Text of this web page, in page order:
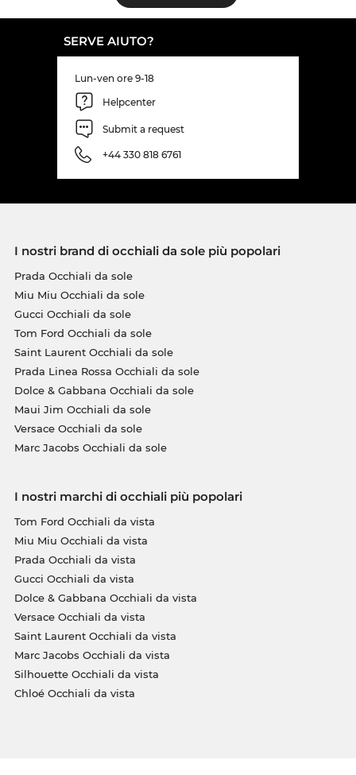
SERVE AIUTO?
Lun-ven ore 9-18
Helpcenter
Submit a request
+44 330 818 6761
I nostri brand di occhiali da sole più popolari
Prada Occhiali da sole
Miu Miu Occhiali da sole
Gucci Occhiali da sole
Tom Ford Occhiali da sole
Saint Laurent Occhiali da sole
Prada Linea Rossa Occhiali da sole
Dolce & Gabbana Occhiali da sole
Maui Jim Occhiali da sole
Versace Occhiali da sole
Marc Jacobs Occhiali da sole
I nostri marchi di occhiali più popolari
Tom Ford Occhiali da vista
Miu Miu Occhiali da vista
Prada Occhiali da vista
Gucci Occhiali da vista
Dolce & Gabbana Occhiali da vista
Versace Occhiali da vista
Saint Laurent Occhiali da vista
Marc Jacobs Occhiali da vista
Silhouette Occhiali da vista
Chloé Occhiali da vista